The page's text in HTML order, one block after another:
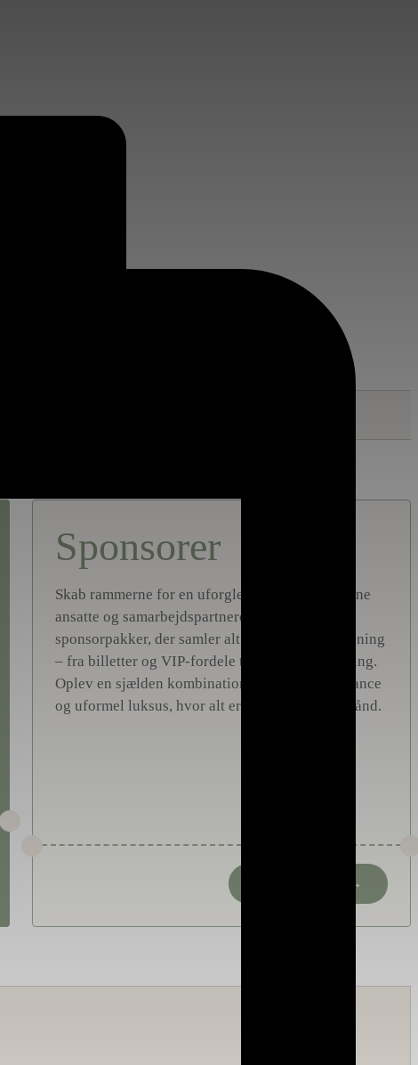
Sponsorer
Skab rammerne for en uforglemmelig dag for dine
ansatte og samarbejdspartnere. Vi tilbyder
sponsorpakker, der samler alt det bedste i én løsning
– fra billetter og VIP-fordele til lækker forplejning.
Oplev en sjælden kombination af historisk elegance
og uformel luksus, hvor alt er sørget for på forhånd.
KONTAKT OS →